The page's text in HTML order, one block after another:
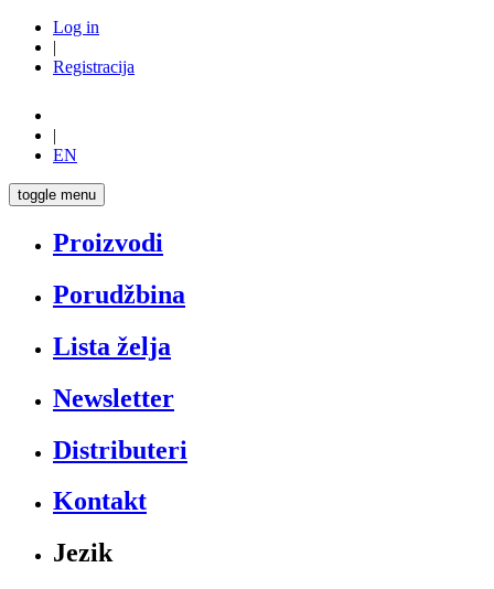
Log in
|
Registracija
|
EN
toggle menu
Proizvodi
Porudžbina
Lista želja
Newsletter
Distributeri
Kontakt
Jezik